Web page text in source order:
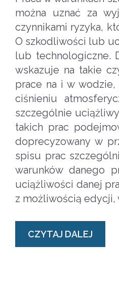
można uznać za
czynnikami ryzyka,
O szkodliwości lub
lub technologiczne.
wskazuje na takie
prace na i w
ciśnieniu
szczególnie
takich prac
doprecyzowany w
spisu prac
warunków danego
uciążliwości danej
z możliwością edycji,
CZYTAJ DALEJ